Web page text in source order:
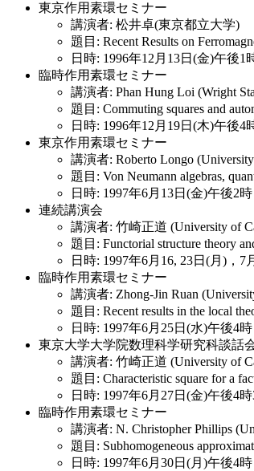
東京作用素環セミナー
講演者: 松井卓(東京都立大学)
題目: Recent Results on
日時: 1996年12月13日(金)午後1
臨時作用素環セミナー
講演者: Phan Hung Loi (Wright
題目: Commuting squares and
日時: 1996年12月19日(木)午後4
東京作用素環セミナー
講演者: Roberto Longo
題目: Von Neumann algebras,
日時: 1997年6月13日(金)午後2
連続講演会
講演者: 竹崎正道 (University of
題目: Functorial structure theory
日時: 1997年6月16, 23日(月)，
臨時作用素環セミナー
講演者: Zhong-Jin Ruan
題目: Recent results in the local
日時: 1997年6月25日(水)午後4
東京大学大学院数理科学研究科談話
講演者: 竹崎正道 (University of
題目: Characteristic square for a
日時: 1997年6月27日(金)午後4
臨時作用素環セミナー
講演者: N. Christopher Phillips
題目: Subhomogeneous
日時: 1997年6月30日(月)午後4